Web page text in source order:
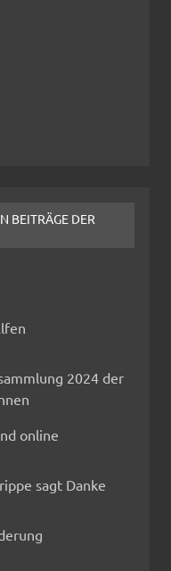
BEITRÄGE DER
2024 der
online
sagt Danke